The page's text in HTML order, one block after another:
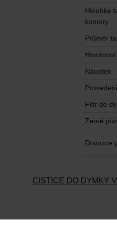
Hloubka
komory
Průměr
Hmotnost
Náustek
Filtr do
Země
Dovozce
ČISTIČE DO DÝMKY